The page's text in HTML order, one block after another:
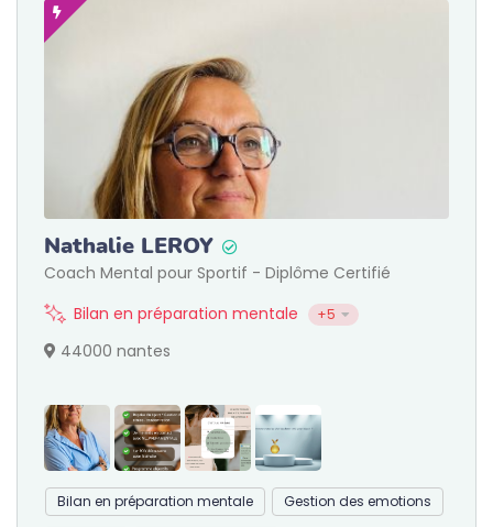
Nathalie LEROY
Coach Mental pour Sportif - Diplôme Certifié
Bilan en préparation mentale
+5
44000 nantes
Bilan en préparation mentale Gestion des emotions